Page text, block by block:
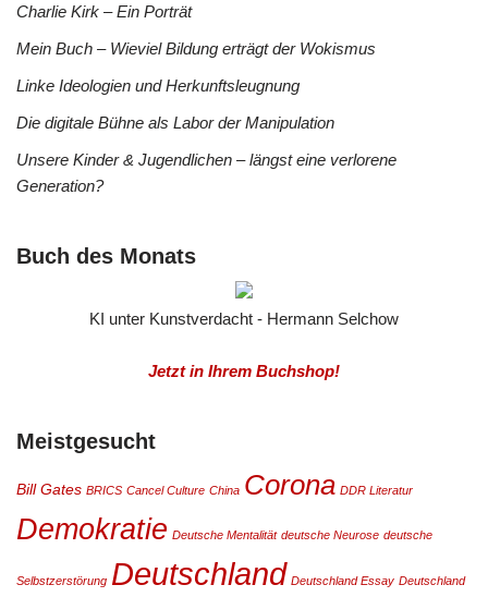
Charlie Kirk – Ein Porträt
Mein Buch – Wieviel Bildung erträgt der Wokismus
Linke Ideologien und Herkunftsleugnung
Die digitale Bühne als Labor der Manipulation
Unsere Kinder & Jugendlichen – längst eine verlorene
Generation?
Buch des Monats
KI unter Kunstverdacht - Hermann Selchow
Jetzt in Ihrem Buchshop!
Meistgesucht
Bill Gates BRICS Cancel Culture China Corona DDR Literatur
Demokratie Deutsche Mentalität deutsche Neurose deutsche
Selbstzerstörung Deutschland Deutschland Essay Deutschland